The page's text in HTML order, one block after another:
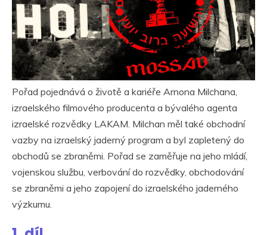
Pořad pojednává o životě a kariéře Arnona Milchana,
izraelského filmového producenta a bývalého agenta
izraelské rozvědky LAKAM. Milchan měl také obchodní
vazby na izraelský jaderný program a byl zapletený do
obchodů se zbraněmi. Pořad se zaměřuje na jeho mládí,
vojenskou službu, verbování do rozvědky, obchodování
se zbraněmi a jeho zapojení do izraelského jaderného
výzkumu.